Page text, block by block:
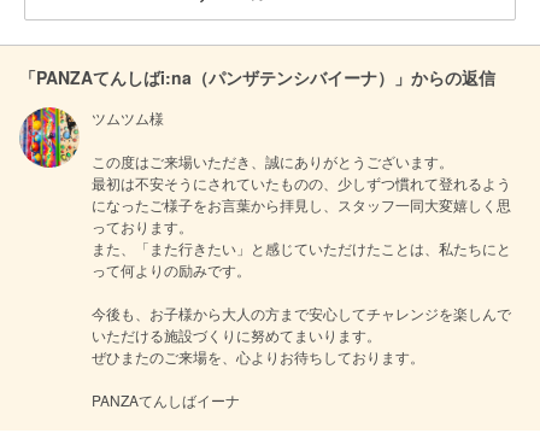
「PANZAてんしばi:na（パンザテンシバイーナ）」からの返信
ツムツム様
この度はご来場いただき、誠にありがとうございます。
最初は不安そうにされていたものの、少しずつ慣れて登れるよう
になったご様子をお言葉から拝見し、スタッフ一同大変嬉しく思
っております。
また、「また行きたい」と感じていただけたことは、私たちにと
って何よりの励みです。
今後も、お子様から大人の方まで安心してチャレンジを楽しんで
いただける施設づくりに努めてまいります。
ぜひまたのご来場を、心よりお待ちしております。
PANZAてんしばイーナ